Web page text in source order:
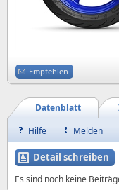
Empfehlen
Datenblatt
Hilfe
Melden
Detail schreiben
Es sind noch keine